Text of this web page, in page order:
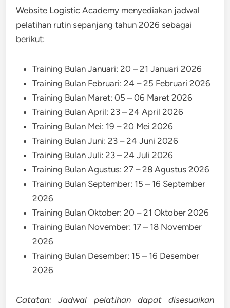
Website Logistic Academy menyediakan jadwal
pelatihan rutin sepanjang tahun 2026 sebagai
berikut:
Training Bulan Januari: 20 – 21 Januari 2026
Training Bulan Februari: 24 – 25 Februari 2026
Training Bulan Maret: 05 – 06 Maret 2026
Training Bulan April: 23 – 24 April 2026
Training Bulan Mei: 19 – 20 Mei 2026
Training Bulan Juni: 23 – 24 Juni 2026
Training Bulan Juli: 23 – 24 Juli 2026
Training Bulan Agustus: 27 – 28 Agustus 2026
Training Bulan September: 15 – 16 September
2026
Training Bulan Oktober: 20 – 21 Oktober 2026
Training Bulan November: 17 – 18 November
2026
Training Bulan Desember: 15 – 16 Desember
2026
Catatan: Jadwal pelatihan dapat disesuaikan